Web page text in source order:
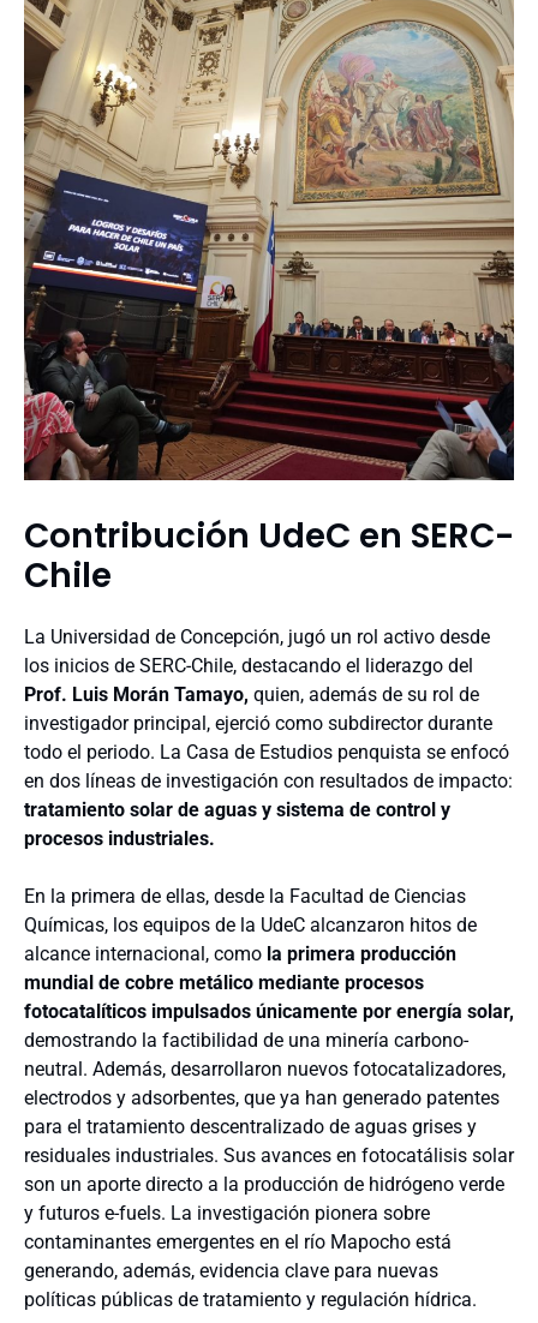
Contribución UdeC en SERC-
Chile
La Universidad de Concepción, jugó un rol activo desde
los inicios de SERC-Chile, destacando el liderazgo del
Prof. Luis Morán Tamayo, quien, además de su rol de
investigador principal, ejerció como subdirector durante
todo el periodo. La Casa de Estudios penquista se enfocó
en dos líneas de investigación con resultados de impacto:
tratamiento solar de aguas y sistema de control y
procesos industriales.
En la primera de ellas, desde la Facultad de Ciencias
Químicas, los equipos de la UdeC alcanzaron hitos de
alcance internacional, como la primera producción
mundial de cobre metálico mediante procesos
fotocatalíticos impulsados únicamente por energía solar,
demostrando la factibilidad de una minería carbono-
neutral. Además, desarrollaron nuevos fotocatalizadores,
electrodos y adsorbentes, que ya han generado patentes
para el tratamiento descentralizado de aguas grises y
residuales industriales. Sus avances en fotocatálisis solar
son un aporte directo a la producción de hidrógeno verde
y futuros e-fuels. La investigación pionera sobre
contaminantes emergentes en el río Mapocho está
generando, además, evidencia clave para nuevas
políticas públicas de tratamiento y regulación hídrica.